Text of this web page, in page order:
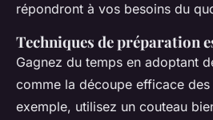
répondront à vos besoins du
Techniques de préparation
Gagnez du temps en adoptant
comme la découpe efficace des
exemple, utilisez un couteau